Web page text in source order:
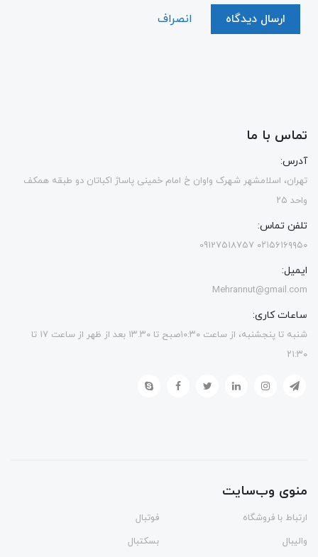
ارسال دیدگاه انصراف
تماس با ما
آدرس:
تهران، اسلامشهر شهرک واوان خ امام خمینی پاساژ اکباتان دو طبقه همکف
واحد ۲۵
تلفن تماس:
۰۲۱۵۶۱۶۹۹۵۰ 09127518757
ایمیل:
Mehrannut@gmail.com
ساعات کاری:
شنبه تا پنجشنبه، از ساعت ۱۰:۳۰صبح تا ۱۳.۳۰ بعد از ظهر از ساعت ۱۷ تا
۲۱:۳۰
منوی وب‌سایت
ارتباط با فروشگاه
فوتبال
والیبال
بسکتبال